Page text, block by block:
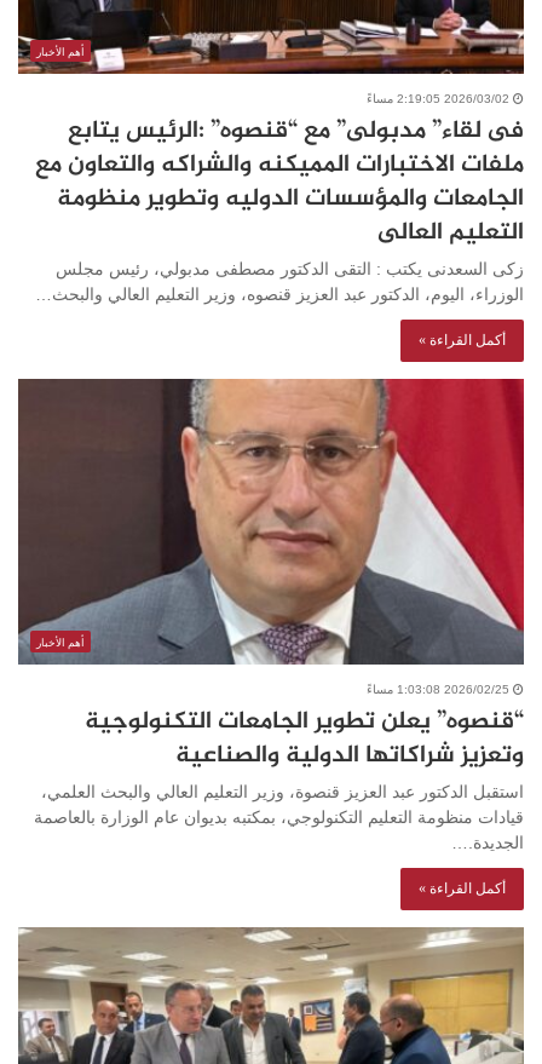
أهم الأخبار
2026/03/02 2:19:05 مساءً
فى لقاء” مدبولى” مع “قنصوه” :الرئيس يتابع
ملفات الاختبارات المميكنه والشراكه والتعاون مع
الجامعات والمؤسسات الدوليه وتطوير منظومة
التعليم العالى
زكى السعدنى يكتب : التقى الدكتور مصطفى مدبولي، رئيس مجلس
الوزراء، اليوم، الدكتور عبد العزيز قنصوه، وزير التعليم العالي والبحث…
أكمل القراءة »
أهم الأخبار
2026/02/25 1:03:08 مساءً
“قنصوه” يعلن تطوير الجامعات التكنولوجية
وتعزيز شراكاتها الدولية والصناعية
استقبل الدكتور عبد العزيز قنصوة، وزير التعليم العالي والبحث العلمي،
قيادات منظومة التعليم التكنولوجي، بمكتبه بديوان عام الوزارة بالعاصمة
الجديدة.…
أكمل القراءة »